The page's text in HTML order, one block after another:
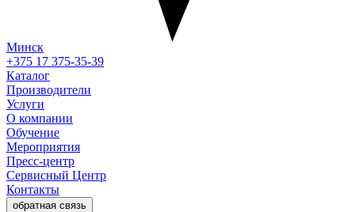
Минск
+375 17 375-35-39
Каталог
Производители
Услуги
О компании
Обучение
Мероприятия
Пресс-центр
Сервисный Центр
Контакты
обратная связь